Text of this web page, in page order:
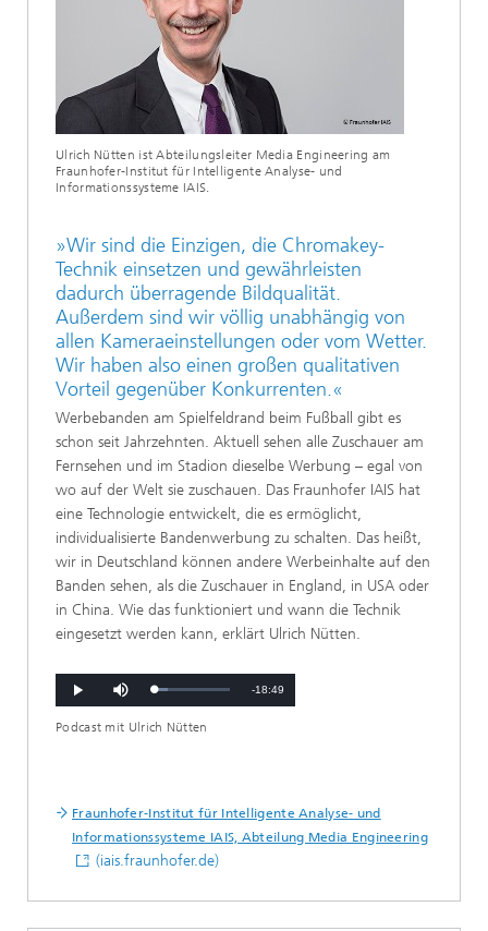
Ulrich Nütten ist Abteilungsleiter Media Engineering am
Fraunhofer-Institut für Intelligente Analyse- und
Informationssysteme IAIS.
»Wir sind die Einzigen, die Chromakey-
Technik einsetzen und gewährleisten
dadurch überragende Bildqualität.
Außerdem sind wir völlig unabhängig von
allen Kameraeinstellungen oder vom Wetter.
Wir haben also einen großen qualitativen
Vorteil gegenüber Konkurrenten.«
Werbebanden am Spielfeldrand beim Fußball gibt es
schon seit Jahrzehnten. Aktuell sehen alle Zuschauer am
Fernsehen und im Stadion dieselbe Werbung – egal von
wo auf der Welt sie zuschauen. Das Fraunhofer IAIS hat
eine Technologie entwickelt, die es ermöglicht,
individualisierte Bandenwerbung zu schalten. Das heißt,
wir in Deutschland können andere Werbeinhalte auf den
Banden sehen, als die Zuschauer in England, in USA oder
in China. Wie das funktioniert und wann die Technik
eingesetzt werden kann, erklärt Ulrich Nütten.
Video
Play Mute Loaded:
Remaining
-18:49
Podcast mit Ulrich Nütten
Fraunhofer-Institut für Intelligente Analyse- und
Informationssysteme IAIS, Abteilung Media Engineering
(iais.fraunhofer.de)